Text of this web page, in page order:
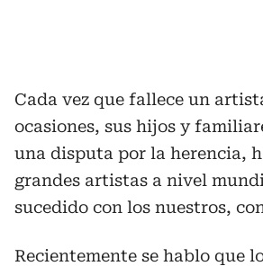
Cada vez que fallece un
ocasiones, sus hijos y
una disputa por la herencia,
grandes artistas a nivel
sucedido con los nuestros,
Recientemente se hablo que